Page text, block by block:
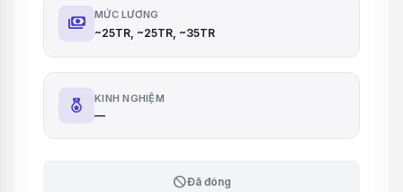
payments MỨC LƯƠNG
~25TR, ~25TR, ~35TR
KINH NGHIỆM
—
blockĐã đóng